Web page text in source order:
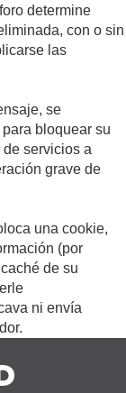
determine
con o sin
las
se
bloquear su
servicios a
grave de
una cookie,
(por
de su
ni envía